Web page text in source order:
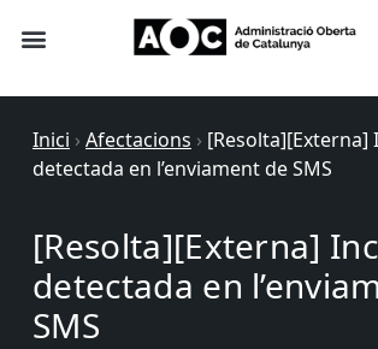
Inici › Afectacions › [Resolta][Externa]
detectada en l’enviament de SMS
[Resolta][Externa]
detectada en
SMS